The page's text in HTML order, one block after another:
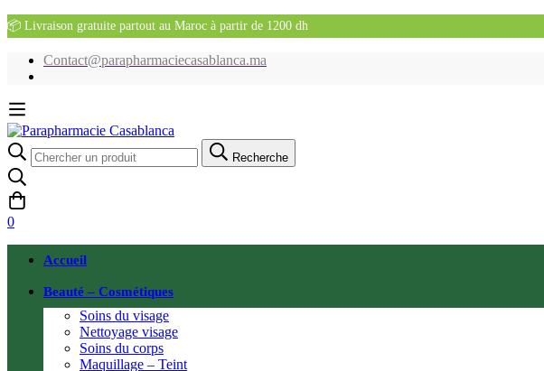
📦 Livraison gratuite partout au Maroc à partir de 1200 dh
Contact@parapharmaciecasablanca.ma
Recherche
pour:
Recherche
0
Accueil
Beauté – Cosmétiques
Soins du visage
Nettoyage visage
Soins du corps
Maquillage – Teint